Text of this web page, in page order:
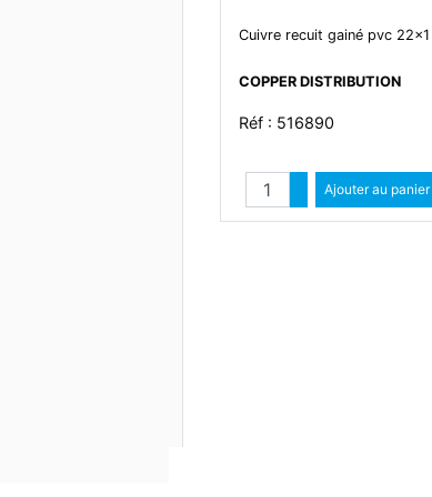
Cuivre recuit gainé pvc 22x1
COPPER DISTRIBUTION
Réf : 516890
Quantité
Augmenter quantité
Diminuer quantité
Ajouter au panier